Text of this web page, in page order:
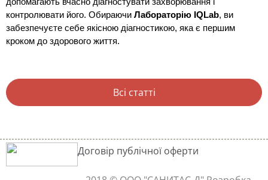
допомагають вчасно діагностувати захворювання і
контролювати його. Обираючи Лабораторію IQLab, ви
забезпечуєте себе якісною діагностикою, яка є першим
кроком до здорового життя.
Всі статті
Договір публічної оферти